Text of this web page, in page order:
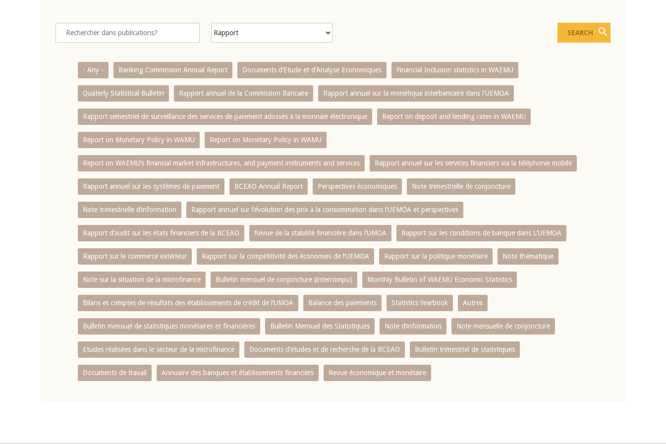
- Any - Banking Commission Annual Report Documents d’Etude et d’Analyse Economiques Financial Inclusion statistics in WAEMU
Quaterly Statistical Bulletin Rapport annuel de la Commission Bancaire Rapport annuel sur la monétique interbancaire dans l'UEMOA
Rapport semestriel de surveillance des services de paiement adossés à la monnaie électronique Report on deposit and lending rates in WAEMU
Report on Monetary Policy in WAMU Report on Monetary Policy in WAMU
Report on WAEMU’s financial market infrastructures, and payment instruments and services Rapport annuel sur les services financiers via la téléphonie mobile
Rapport annuel sur les systèmes de paiement BCEAO Annual Report Perspectives économiques Note trimestrielle de conjoncture
Note trimestrielle d‘information Rapport annuel sur l‘évolution des prix à la consommation dans l‘UEMOA et perspectives
Rapport d‘audit sur les états financiers de la BCEAO Revue de la stabilité financière dans l‘UMOA Rapport sur les conditions de banque dans L‘UEMOA
Rapport sur le commerce extérieur Rapport sur la compétitivité des économies de l‘UEMOA Rapport sur la politique monétaire Note thématique
Note sur la situation de la microfinance Bulletin mensuel de conjoncture (interrompu) Monthly Bulletin of WAEMU Economic Statistics
Bilans et comptes de résultats des établissements de crédit de l‘UMOA Balance des paiements Statistics Yearbook Autres
Bulletin mensuel de statistiques monétaires et financières Bulletin Mensuel des Statistiques Note d’information Note mensuelle de conjoncture
Etudes réalisées dans le secteur de la microfinance Documents d’études et de recherche de la BCEAO Bulletin trimestriel de statistiques
Documents de travail Annuaire des banques et établissements financiers Revue économique et monétaire